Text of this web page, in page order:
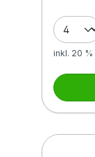
inkl. 20 %